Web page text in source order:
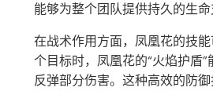
能够为整个团队提供持久的生
在战术作用方面，凤凰花的技
个目标时，凤凰花的“火焰护盾
反弹部分伤害。这种高效的防